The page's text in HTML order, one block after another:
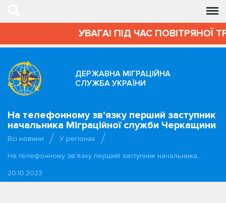
УВАГА! ПІД ЧАС ПОВІТРЯНОЇ
ДЕРЖАВНА МІГРАЦІЙНА
СЛУЖБА УКРАЇНИ
На телефонному зв’язку перший заступник
начальника Міграційної служби Черкащини
Всі новини
У регіонах
На телефонному зв’язку перший заступник начальника…
20.10.2023